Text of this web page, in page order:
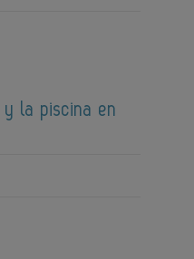
y la piscina en